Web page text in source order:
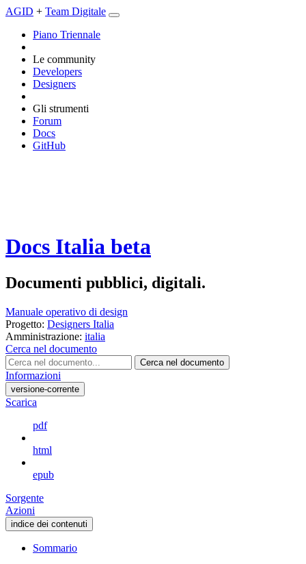
AGID + Team Digitale
Piano Triennale
Le community
Developers
Designers
Gli strumenti
Forum
Docs
GitHub
Docs Italia beta
Documenti pubblici, digitali.
Manuale operativo di design
Progetto: Designers Italia
Amministrazione: italia
Cerca nel documento
Cerca nel documento
Informazioni
versione-corrente
Scarica
pdf
html
epub
Sorgente
Azioni
indice dei contenuti
Sommario